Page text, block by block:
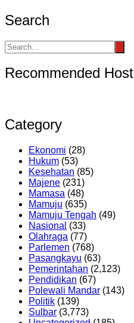
Search
Recommended Host
Category
Ekonomi (28)
Hukum (53)
Kesehatan (85)
Majene (231)
Mamasa (48)
Mamuju (635)
Mamuju Tengah (49)
Nasional (33)
Olahraga (77)
Parlemen (768)
Pasangkayu (63)
Pemerintahan (2,123)
Pendidikan (67)
Polewali Mandar (143)
Politik (139)
Sulbar (3,773)